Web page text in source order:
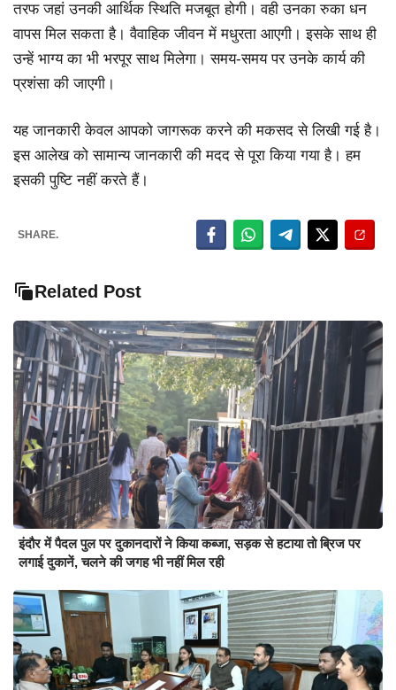
तरफ जहां उनकी आर्थिक स्थिति मजबूत होगी। वही उनका रुका धन
वापस मिल सकता है। वैवाहिक जीवन में मधुरता आएगी। इसके साथ ही
उन्हें भाग्य का भी भरपूर साथ मिलेगा। समय-समय पर उनके कार्य की
प्रशंसा की जाएगी।
यह जानकारी केवल आपको जागरूक करने की मकसद से लिखी गई है।
इस आलेख को सामान्य जानकारी की मदद से पूरा किया गया है। हम
इसकी पुष्टि नहीं करते हैं।
SHARE.
Related Post
इंदौर में पैदल पुल पर दुकानदारों ने किया कब्जा, सड़क से हटाया तो ब्रिज पर
लगाई दुकानें, चलने की जगह भी नहीं मिल रही